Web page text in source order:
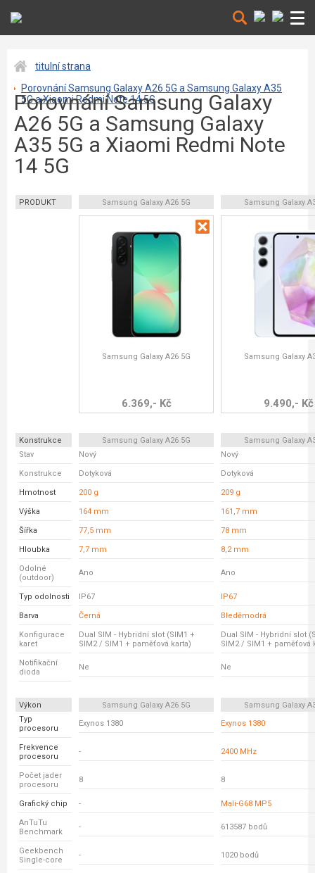
titulní strana
Porovnání Samsung Galaxy A26 5G a Samsung Galaxy A35
5G a Xiaomi Redmi Note 14 5G
Porovnání Samsung Galaxy
A26 5G a Samsung Galaxy
A35 5G a Xiaomi Redmi Note
14 5G
PRODUKT Samsung Galaxy A26 5G Samsung Galaxy
Samsung Galaxy A26 5G
6.369,- Kč
Samsung Galaxy
9.490,- Kč
Konstrukce Samsung Galaxy A26 5G
Samsung Galaxy
Stav
Nový Nový
Konstrukce Dotyková Dotyková
Hmotnost 200 g 209 g
Výška 164 mm 161,7 mm
Šířka 77,5 mm 78 mm
Hloubka 7,7 mm 8,2 mm
Odolné
(outdoor)
Ano Ano
Typ odolnosti IP67 IP67
Barva Černá Bleděmodrá
Konfigurace
karet
Dual SIM - Hybridní slot (SIM1 +
SIM2 / SIM1 + paměťová karta)
Dual SIM - Hybridní slot
SIM2 / SIM1 + paměťová
Notifikační
dioda
Ne Ne
Výkon Samsung Galaxy A26 5G
Samsung Galaxy
Typ
procesoru
Exynos 1380 Exynos 1380
Frekvence
procesoru
- 2400 MHz
Počet jader
procesoru
8 8
Grafický chip - Mali-G68 MP5
AnTuTu
Benchmark
- 613587 bodů
Geekbench
Single-core
- 1020 bodů